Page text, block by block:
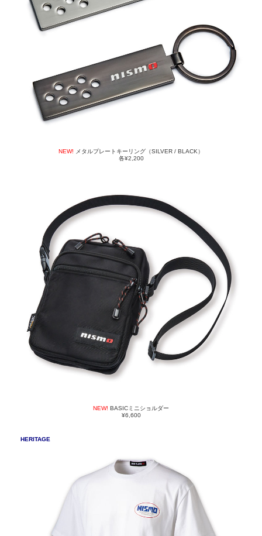
NEW! メタルプレートキーリング（SILVER / BLACK）
各¥2,200
NEW! BASICミニショルダー
¥6,600
HERITAGE